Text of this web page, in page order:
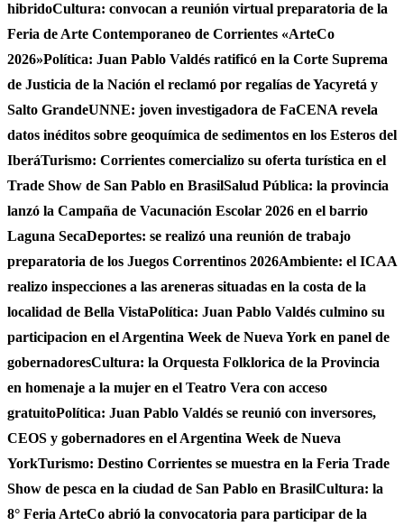
hibridoCultura: convocan a reunión virtual preparatoria de la
Feria de Arte Contemporaneo de Corrientes «ArteCo
2026»Política: Juan Pablo Valdés ratificó en la Corte Suprema
de Justicia de la Nación el reclamó por regalías de Yacyretá y
Salto GrandeUNNE: joven investigadora de FaCENA revela
datos inéditos sobre geoquímica de sedimentos en los Esteros del
IberáTurismo: Corrientes comercializo su oferta turística en el
Trade Show de San Pablo en BrasilSalud Pública: la provincia
lanzó la Campaña de Vacunación Escolar 2026 en el barrio
Laguna SecaDeportes: se realizó una reunión de trabajo
preparatoria de los Juegos Correntinos 2026Ambiente: el ICAA
realizo inspecciones a las areneras situadas en la costa de la
localidad de Bella VistaPolítica: Juan Pablo Valdés culmino su
participacion en el Argentina Week de Nueva York en panel de
gobernadoresCultura: la Orquesta Folklorica de la Provincia
en homenaje a la mujer en el Teatro Vera con acceso
gratuitoPolítica: Juan Pablo Valdés se reunió con inversores,
CEOS y gobernadores en el Argentina Week de Nueva
YorkTurismo: Destino Corrientes se muestra en la Feria Trade
Show de pesca en la ciudad de San Pablo en BrasilCultura: la
8° Feria ArteCo abrió la convocatoria para participar de la